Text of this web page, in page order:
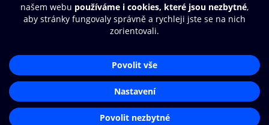
© O2 Czech Republic a.s.
Přístupnost
Zásady zpracování osobních údajů
Nastavení cookies
Aplikace O2 Knihovna
Čti a poslouchej své e-knihy a
audioknihy rychleji a pohodlněji.